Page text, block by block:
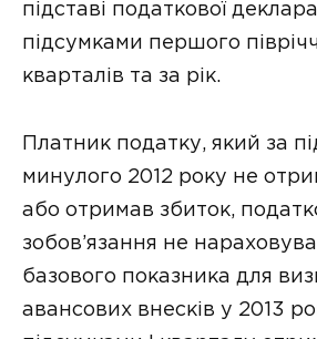
підставі податкової
підсумками першого
кварталів та за рік.
Платник податку, який за
минулого 2012 року не
або отримав збиток,
зобов’язання не
базового показника для
авансових внесків у 2013